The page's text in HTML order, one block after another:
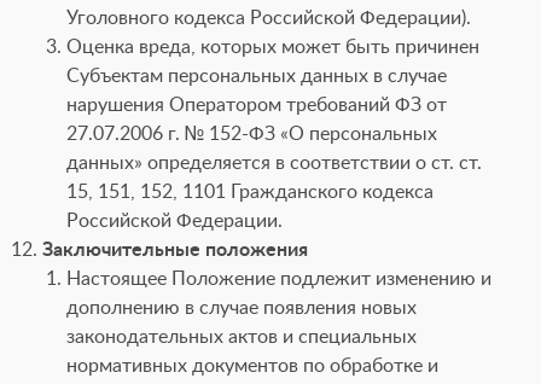
Уголовного кодекса Российской Федерации).
Оценка вреда, которых может быть причинен
Субъектам персональных данных в случае
нарушения Оператором требований ФЗ от
27.07.2006 г. № 152-ФЗ «О персональных
данных» определяется в соответствии о ст. ст.
15, 151, 152, 1101 Гражданского кодекса
Российской Федерации.
Заключительные положения
Настоящее Положение подлежит изменению и
дополнению в случае появления новых
законодательных актов и специальных
нормативных документов по обработке и